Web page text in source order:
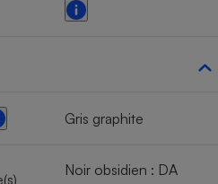
Gris graphite
Noir obsidien : DA